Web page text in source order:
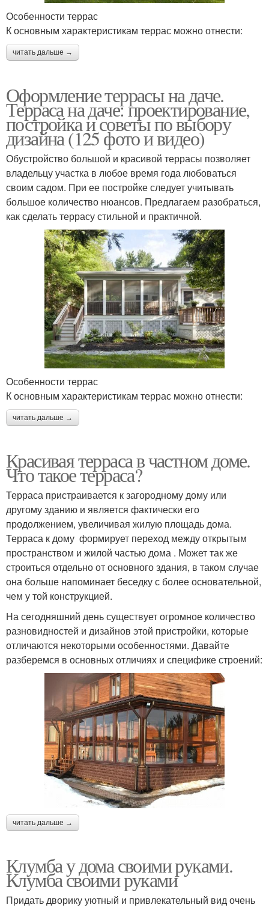
Особенности террас
К основным характеристикам террас можно отнести:
читать дальше →
Оформление террасы на даче.
Терраса на даче: проектирование,
постройка и советы по выбору
дизайна (125 фото и видео)
Обустройство большой и красивой террасы позволяет
владельцу участка в любое время года любоваться
своим садом. При ее постройке следует учитывать
большое количество нюансов. Предлагаем разобраться,
как сделать террасу стильной и практичной.
Особенности террас
К основным характеристикам террас можно отнести:
читать дальше →
Красивая терраса в частном доме.
Что такое терраса?
Терраса пристраивается к загородному дому или
другому зданию и является фактически его
продолжением, увеличивая жилую площадь дома.
Терраса к дому формирует переход между открытым
пространством и жилой частью дома . Может так же
строиться отдельно от основного здания, в таком случае
она больше напоминает беседку с более основательной,
чем у той конструкцией.
На сегодняшний день существует огромное количество
разновидностей и дизайнов этой пристройки, которые
отличаются некоторыми особенностями. Давайте
разберемся в основных отличиях и специфике строений:
читать дальше →
Клумба у дома своими руками.
Клумба своими руками
Придать дворику уютный и привлекательный вид очень